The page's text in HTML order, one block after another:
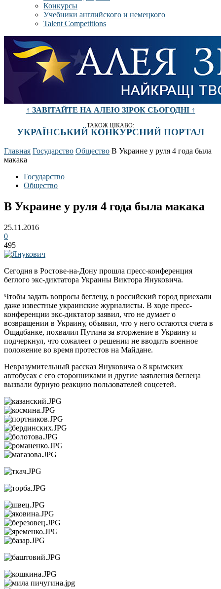
Конкурсы
Учебники английского и немецкого
Talent Competitions
↑ ЗАВІТАЙТЕ НА АЛЕЮ ЗІРОК СЬОГОДНІ ↑
ТАКОЖ ЦІКАВО:
УКРАЇНСЬКИЙ КОНКУРСНИЙ ПОРТАЛ
Главная Государство Общество В Украине у руля 4 года была
макака
Государство
Общество
В Украине у руля 4 года была макака
25.11.2016
0
495
Сегодня в Ростове-на-Дону прошла пресс-конференция
беглого экс-диктатора Украины Виктора Януковича.
Чтобы задать вопросы беглецу, в российский город приехали
даже известные украинские журналисты. В ходе пресс-
конференции экс-диктатор заявил, что не думает о
возвращении в Украину, объявил, что у него остаются счета в
Ощадбанке, похвалил Путина за вторжение в Украину и
подчеркнул, что сожалеет о решении не вводить военное
положение во время протестов на Майдане.
Невразумительный рассказ Януковича о 8 крымских
автобусах с его сторонниками и другие заявления беглеца
вызвали бурную реакцию пользователей соцсетей.